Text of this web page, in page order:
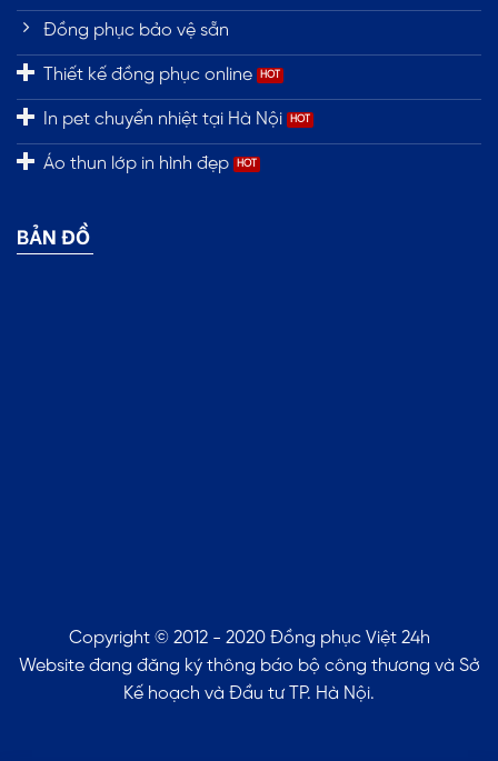
Đồng phục bảo vệ sẵn
Thiết kế đồng phục online
In pet chuyển nhiệt tại Hà Nội
Áo thun lớp in hình đẹp
BẢN ĐỒ
Copyright © 2012 - 2020 Đồng phục Việt 24h
Website đang đăng ký thông báo bộ công thương và Sở
Kế hoạch và Đầu tư TP. Hà Nội.